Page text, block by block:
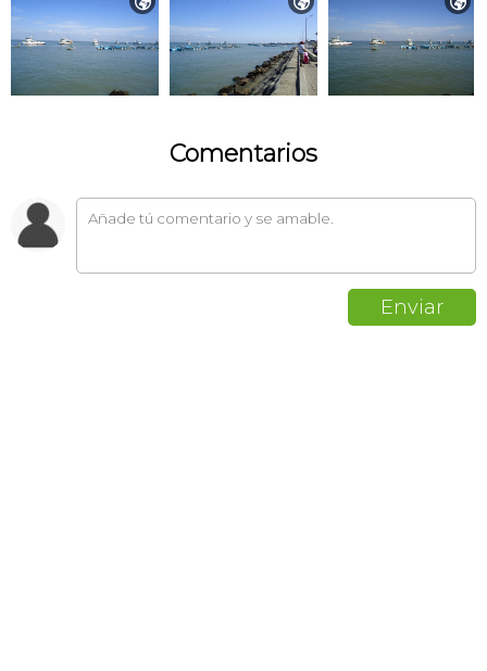
Comentarios